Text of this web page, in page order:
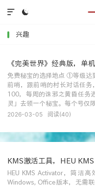


兴趣
《完美世界》经典版，单
免费秘宝的选择地点 ①等级达
前哨，跟前哨的村长对话任
100，每周的诛邪之黄昏任务
灵」去领一个秘宝。每个号仅
2026-03-05 阅读(40)
KMS激活工具，HEU
HEU KMS Activator，简洁
Windows, Office版本，无需